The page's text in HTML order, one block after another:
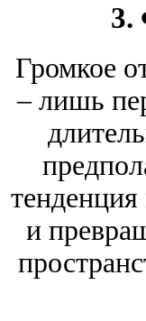
3.
Громкое
– лишь
и